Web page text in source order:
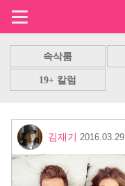
속삭룸
19+ 칼럼
김재기 2016.03.29